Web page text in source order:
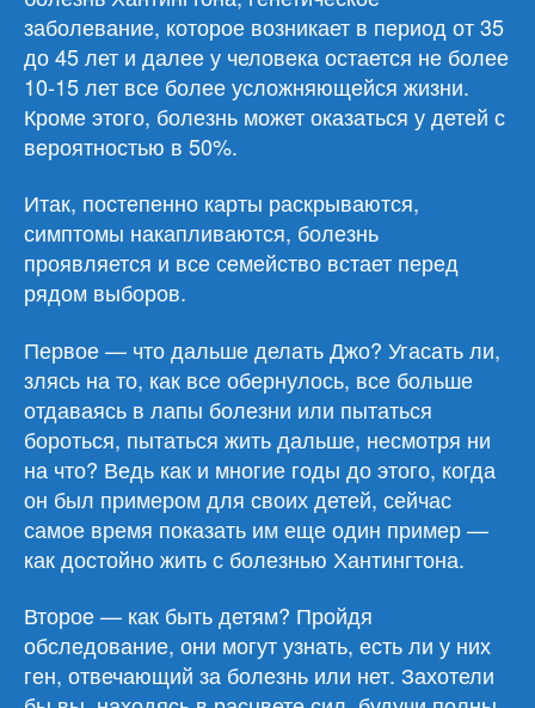
заболевание, которое возникает в период от 35
до 45 лет и далее у человека остается не более
10-15 лет все более усложняющейся жизни.
Кроме этого, болезнь может оказаться у детей с
вероятностью в 50%.
Итак, постепенно карты раскрываются,
симптомы накапливаются, болезнь
проявляется и все семейство встает перед
рядом выборов.
Первое — что дальше делать Джо? Угасать ли,
злясь на то, как все обернулось, все больше
отдаваясь в лапы болезни или пытаться
бороться, пытаться жить дальше, несмотря ни
на что? Ведь как и многие годы до этого, когда
он был примером для своих детей, сейчас
самое время показать им еще один пример —
как достойно жить с болезнью Хантингтона.
Второе — как быть детям? Пройдя
обследование, они могут узнать, есть ли у них
ген, отвечающий за болезнь или нет. Захотели